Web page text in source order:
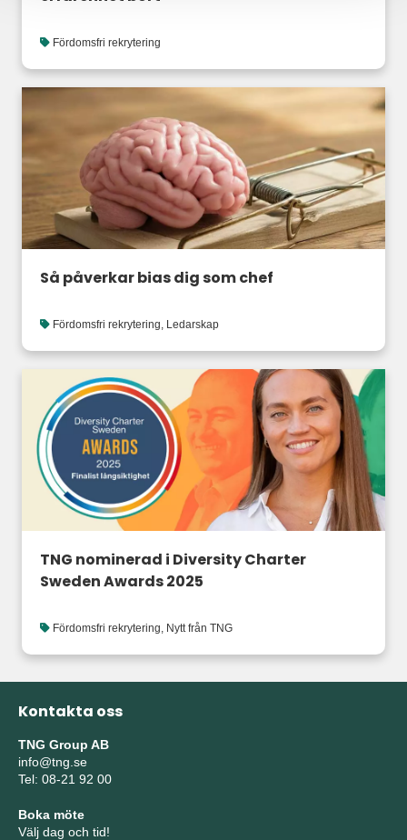
Fördomsfri rekrytering
Så påverkar bias dig som chef
Fördomsfri rekrytering Ledarskap
TNG nominerad i Diversity Charter
Sweden Awards 2025
Fördomsfri rekrytering Nytt från TNG
Kontakta oss
TNG Group AB
info@tng.se
Tel: 08-21 92 00
Boka möte
Välj dag och tid!